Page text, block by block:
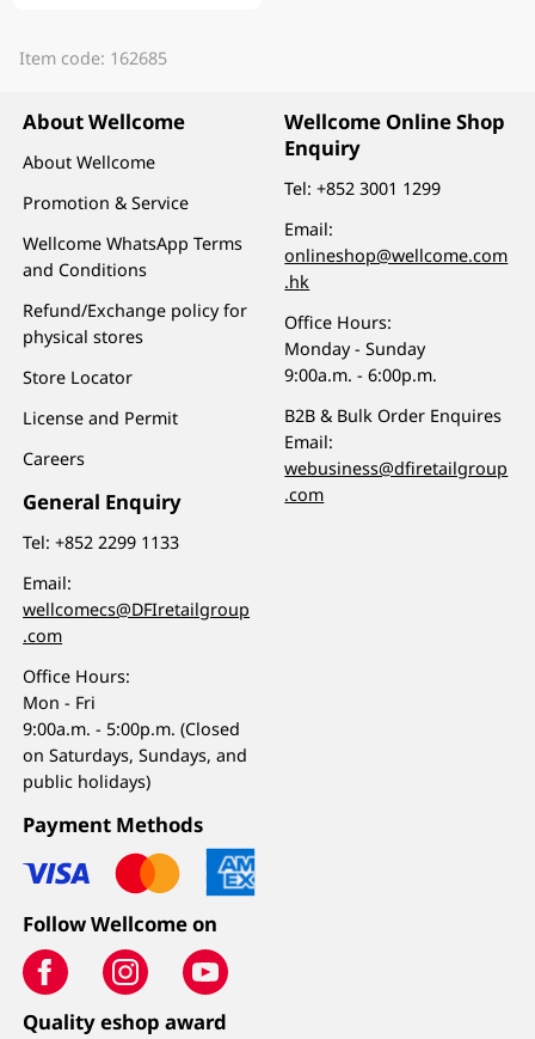
Item code: 162685
About Wellcome
About Wellcome
Promotion & Service
Wellcome WhatsApp Terms
and Conditions
Refund/Exchange policy for
physical stores
Store Locator
License and Permit
Careers
General Enquiry
Tel:+852 2299 1133
Email:
wellcomecs@DFIretailgroup
.com
Office Hours:
Mon - Fri
9:00a.m. - 5:00p.m. (Closed
on Saturdays, Sundays, and
public holidays)
Wellcome Online Shop
Enquiry
Tel:+852 3001 1299
Email:
onlineshop@wellcome.com
.hk
Office Hours:
Monday - Sunday
9:00a.m. - 6:00p.m.
B2B & Bulk Order Enquires
Email:
webusiness@dfiretailgroup
.com
Payment Methods
Follow Wellcome on
Quality eshop award